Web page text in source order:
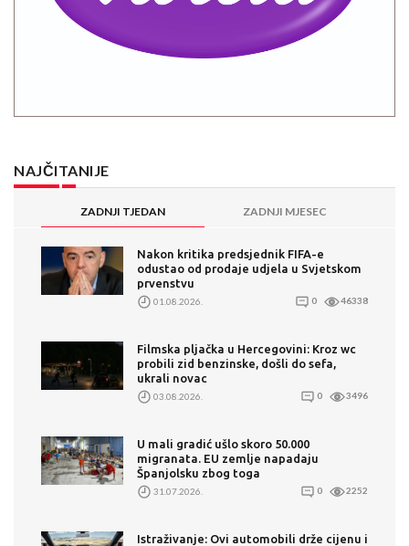
NAJČITANIJE
ZADNJI TJEDAN ZADNJI MJESEC
Nakon kritika predsjednik FIFA-e
odustao od prodaje udjela u Svjetskom
prvenstvu
01.08.2026. 0 46338
Filmska pljačka u Hercegovini: Kroz wc
probili zid benzinske, došli do sefa,
ukrali novac
03.08.2026. 0 3496
U mali gradić ušlo skoro 50.000
migranata. EU zemlje napadaju
Španjolsku zbog toga
31.07.2026. 0 2252
Istraživanje: Ovi automobili drže cijenu i